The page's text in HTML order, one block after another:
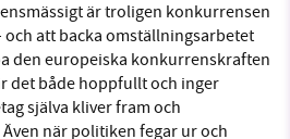
är troligen konkurrensen
och att backa omställningsarbetet
den europeiska konkurrenskraften
det både hoppfullt och inger
själva kliver fram och
när politiken fegar ur och